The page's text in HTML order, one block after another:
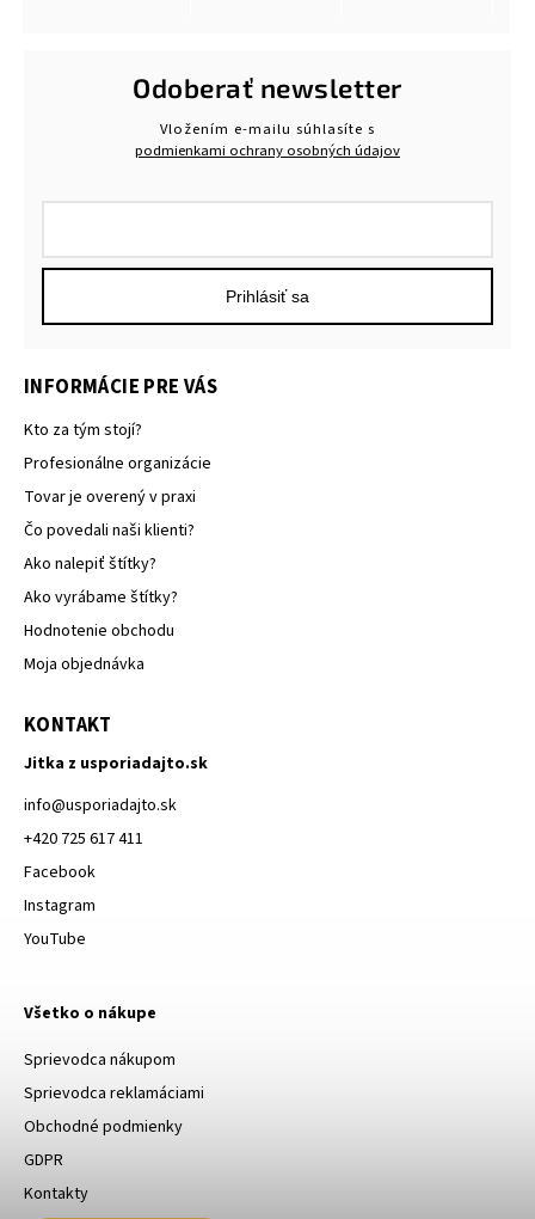
INFORMÁCIE PRE VÁS
Kto za tým stojí?
Profesionálne organizácie
Tovar je overený v praxi
Čo povedali naši klienti?
Ako nalepiť štítky?
Ako vyrábame štítky?
Hodnotenie obchodu
Moja objednávka
KONTAKT
Jitka z usporiadajto.sk
info@usporiadajto.sk
+420 725 617 411
Facebook
Instagram
YouTube
Všetko o nákupe
Sprievodca nákupom
Sprievodca reklamáciami
Obchodné podmienky
GDPR
Kontakty
Odoberať newsletter
Vložením e-mailu súhlasíte s
podmienkami ochrany osobných údajov
Prihlásiť sa